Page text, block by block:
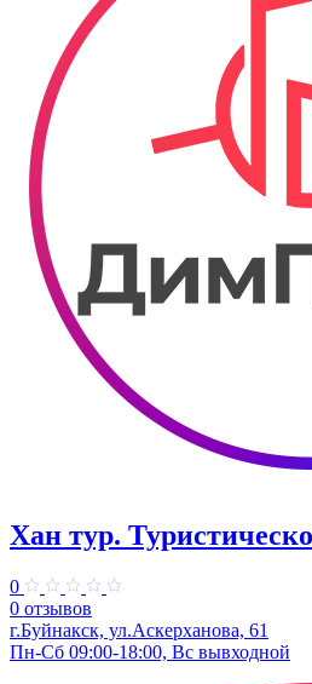
Хан тур.
0
0 отзывов
г.Буйнакск, ул.Аскерханова, 61
Пн-Сб 09:00-18:00, Вс вывходной